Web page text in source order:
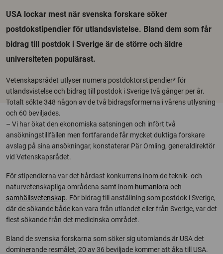
USA lockar mest när svenska forskare söker
postdokstipendier för utlandsvistelse. Bland dem som får
bidrag till postdok i Sverige är de större och äldre
universiteten populärast.
Vetenskapsrådet utlyser numera postdoktorstipendier* för
utlandsvistelse och bidrag till postdok i Sverige två gånger per år.
Totalt sökte 348 någon av de två bidragsformerna i vårens utlysning
och 60 beviljades.
– Vi har ökat den ekonomiska satsningen och infört två
ansökningstillfällen men fortfarande får mycket duktiga forskare
avslag på sina ansökningar, konstaterar Pär Omling, generaldirektör
vid Vetenskapsrådet.
För stipendierna var det hårdast konkurrens inom de teknik- och
naturvetenskapliga områdena samt inom humaniora och
samhällsvetenskap. För bidrag till anställning som postdok i Sverige,
där de sökande både kan vara från utlandet eller från Sverige, var det
flest sökande från det medicinska området.
Bland de svenska forskarna som söker sig utomlands är USA det
dominerande resmålet, 20 av 36 beviljade kommer att åka till USA.